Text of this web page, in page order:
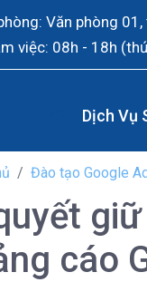
Văn phòng
việc: 08h - 18h
Dịch Vụ
Đào tạo Google
cáo